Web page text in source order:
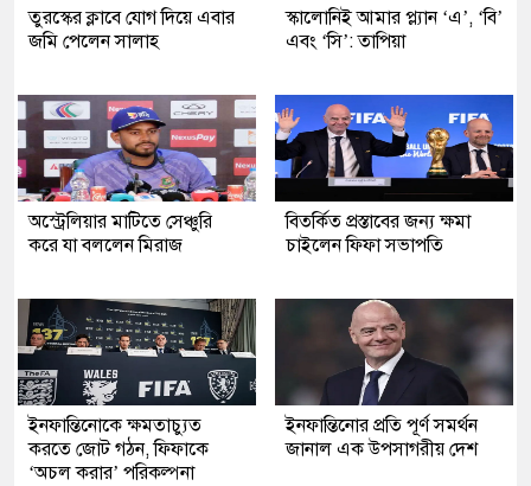
তুরস্কের ক্লাবে যোগ দিয়ে এবার
জমি পেলেন সালাহ
স্কালোনিই আমার প্ল্যান ‘এ’, ‘বি’
এবং ‘সি’: তাপিয়া
অস্ট্রেলিয়ার মাটিতে সেঞ্চুরি
করে যা বললেন মিরাজ
বিতর্কিত প্রস্তাবের জন্য ক্ষমা
চাইলেন ফিফা সভাপতি
ইনফান্তিনোকে ক্ষমতাচ্যুত
করতে জোট গঠন, ফিফাকে
‘অচল করার’ পরিকল্পনা
ইনফান্তিনোর প্রতি পূর্ণ সমর্থন
জানাল এক উপসাগরীয় দেশ